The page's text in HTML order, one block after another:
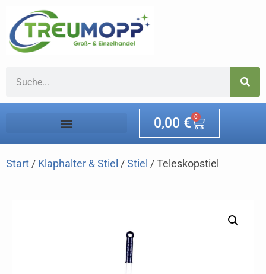
0,00 € 0
Start/ Klaphalter & Stiel /Stiel / Teleskopstiel